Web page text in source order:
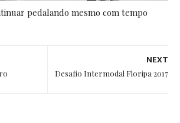
pedalando mesmo com tempo
NEXT
Desafio Intermodal Floripa 2017